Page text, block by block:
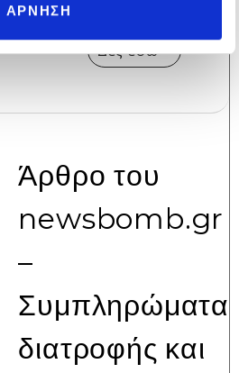
ΑΡΝΗΣΗ
Δες εδώ >
Άρθρο του
newsbomb.gr
–
Συμπληρώματα
διατροφής και